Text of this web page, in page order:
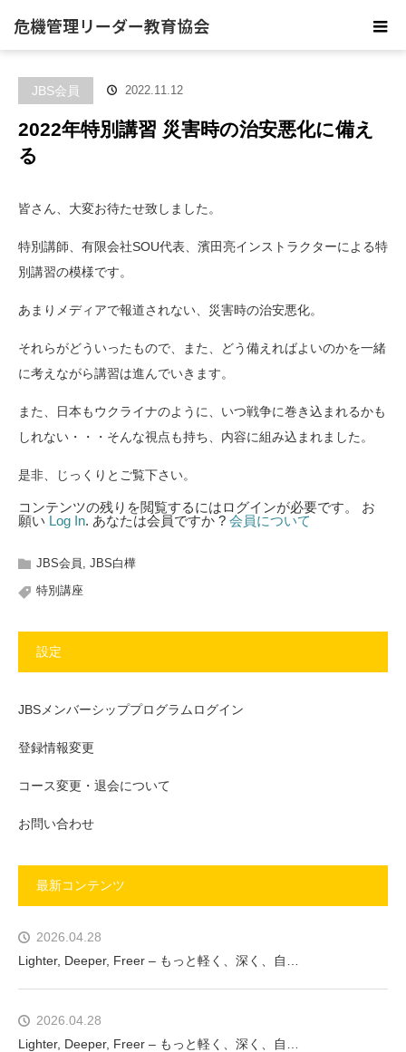
危機管理リーダー教育協会
JBS会員 2022.11.12
2022年特別講習 災害時の治安悪化に備え
る
皆さん、大変お待たせ致しました。
特別講師、有限会社SOU代表、濱田亮インストラクターによる特
別講習の模様です。
あまりメディアで報道されない、災害時の治安悪化。
それらがどういったもので、また、どう備えればよいのかを一緒
に考えながら講習は進んでいきます。
また、日本もウクライナのように、いつ戦争に巻き込まれるかも
しれない・・・そんな視点も持ち、内容に組み込まれました。
是非、じっくりとご覧下さい。
コンテンツの残りを閲覧するにはログインが必要です。 お
願い Log In. あなたは会員ですか ? 会員について
JBS会員 , JBS白樺
特別講座
設定
JBSメンバーシッププログラムログイン
登録情報変更
コース変更・退会について
お問い合わせ
最新コンテンツ
2026.04.28
Lighter, Deeper, Freer – もっと軽く、深く、自…
2026.04.28
Lighter, Deeper, Freer – もっと軽く、深く、自…